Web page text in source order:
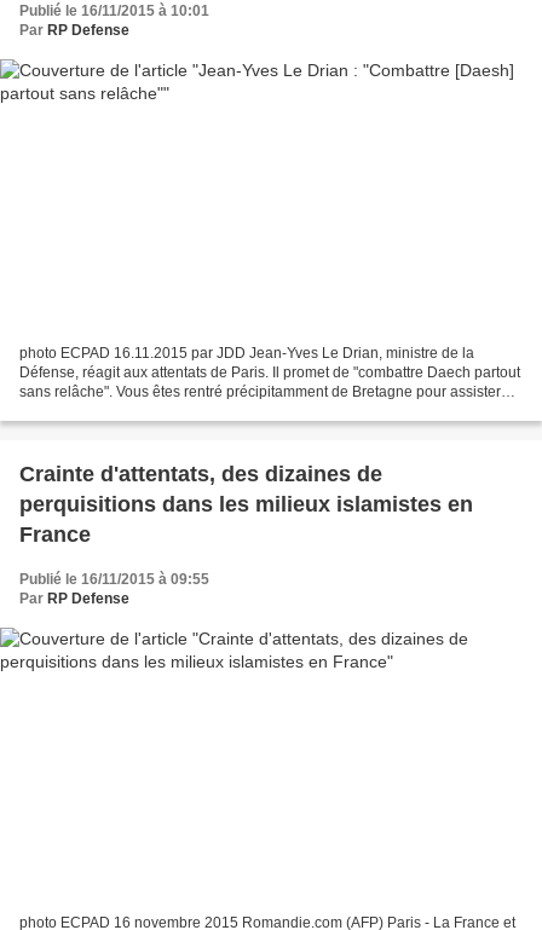
Publié le 16/11/2015 à 10:01
Par RP Defense
photo ECPAD 16.11.2015 par JDD Jean-Yves Le Drian, ministre de la
Défense, réagit aux attentats de Paris. Il promet de "combattre Daech partout
sans relâche". Vous êtes rentré précipitamment de Bretagne pour assister
Crainte d'attentats, des dizaines de
perquisitions dans les milieux islamistes en
France
Publié le 16/11/2015 à 09:55
Par RP Defense
photo ECPAD 16 novembre 2015 Romandie.com (AFP) Paris - La France et